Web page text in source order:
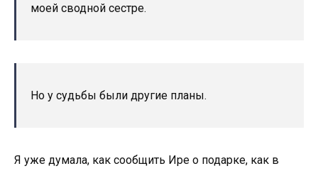
моей сводной сестре.
Но у судьбы были другие планы.
Я уже думала, как сообщить Ире о подарке, как в